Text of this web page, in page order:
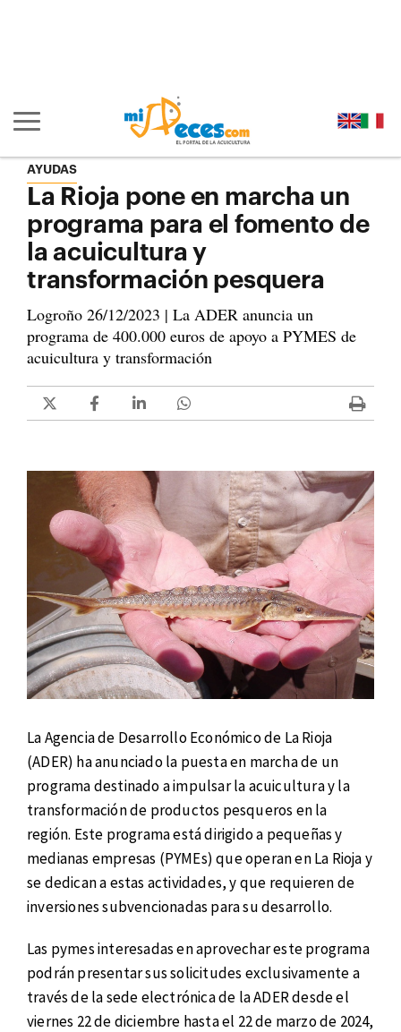
Mostrar/ocultar navegación principal
AYUDAS
La Rioja pone en marcha un
programa para el fomento de
la acuicultura y
transformación pesquera
Logroño 26/12/2023 | La ADER anuncia un
programa de 400.000 euros de apoyo a PYMES de
acuicultura y transformación
La Agencia de Desarrollo Económico de La Rioja
(ADER) ha anunciado la puesta en marcha de un
programa destinado a impulsar la acuicultura y la
transformación de productos pesqueros en la
región. Este programa está dirigido a pequeñas y
medianas empresas (PYMEs) que operan en La Rioja y
se dedican a estas actividades, y que requieren de
inversiones subvencionadas para su desarrollo.
Las pymes interesadas en aprovechar este programa
podrán presentar sus solicitudes exclusivamente a
través de la sede electrónica de la ADER desde el
viernes 22 de diciembre hasta el 22 de marzo de 2024,